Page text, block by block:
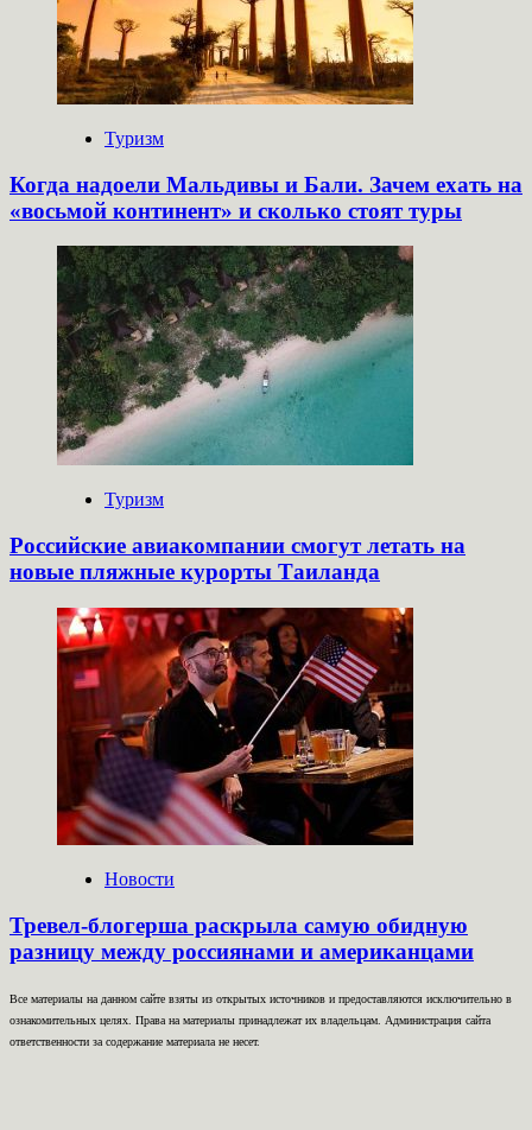
Туризм
Когда надоели Мальдивы и Бали. Зачем ехать на
«восьмой континент» и сколько стоят туры
Туризм
Российские авиакомпании смогут летать на
новые пляжные курорты Таиланда
Новости
Тревел-блогерша раскрыла самую обидную
разницу между россиянами и американцами
Все материалы на данном сайте взяты из открытых источников и предоставляются исключительно в
ознакомительных целях. Права на материалы принадлежат их владельцам. Администрация сайта
ответственности за содержание материала не несет.